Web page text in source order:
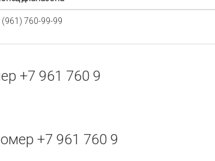
(961) 760-99-99
+7 961 760 9
+7 961 760 9